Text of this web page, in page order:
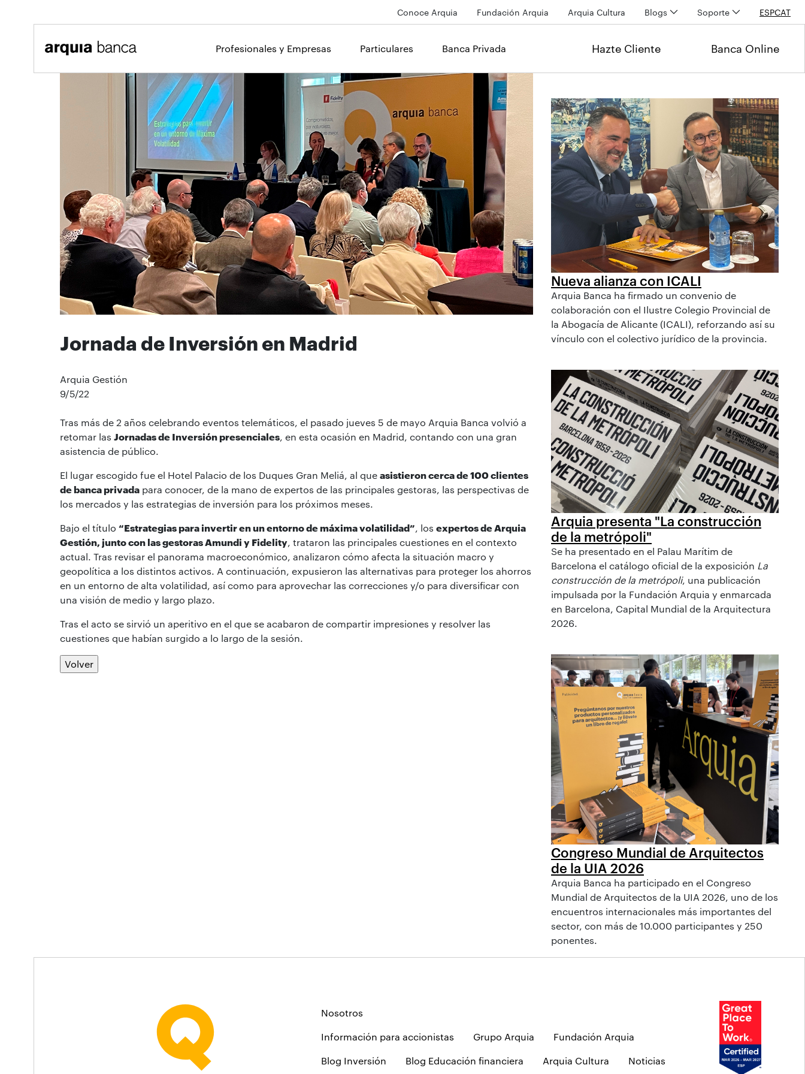
Conoce Arquia Fundación Arquia Arquia Cultura Blogs Soporte ESPCAT
Profesionales y Empresas Particulares Banca Privada Hazte Cliente Banca Online
Jornada de Inversión en Madrid
Arquia Gestión
9/5/22
Tras más de 2 años celebrando eventos telemáticos, el pasado jueves 5 de mayo Arquia Banca volvió a
retomar las Jornadas de Inversión presenciales, en esta ocasión en Madrid, contando con una gran
asistencia de público.
El lugar escogido fue el Hotel Palacio de los Duques Gran Meliá, al que asistieron cerca de 100 clientes
de banca privada para conocer, de la mano de expertos de las principales gestoras, las perspectivas de
los mercados y las estrategias de inversión para los próximos meses.
Bajo el título “Estrategias para invertir en un entorno de máxima volatilidad”, los expertos de Arquia
Gestión, junto con las gestoras Amundi y Fidelity, trataron las principales cuestiones en el contexto
actual. Tras revisar el panorama macroeconómico, analizaron cómo afecta la situación macro y
geopolítica a los distintos activos. A continuación, expusieron las alternativas para proteger los ahorros
en un entorno de alta volatilidad, así como para aprovechar las correcciones y/o para diversificar con
una visión de medio y largo plazo.
Tras el acto se sirvió un aperitivo en el que se acabaron de compartir impresiones y resolver las
cuestiones que habían surgido a lo largo de la sesión.
Volver
Nueva alianza con ICALI
Arquia Banca ha firmado un convenio de
colaboración con el Ilustre Colegio Provincial de
la Abogacía de Alicante (ICALI), reforzando así su
vínculo con el colectivo jurídico de la provincia.
Arquia presenta "La construcción
de la metrópoli"
Se ha presentado en el Palau Marítim de
Barcelona el catálogo oficial de la exposición La
construcción de la metrópoli, una publicación
impulsada por la Fundación Arquia y enmarcada
en Barcelona, Capital Mundial de la Arquitectura
2026.
Congreso Mundial de Arquitectos
de la UIA 2026
Arquia Banca ha participado en el Congreso
Mundial de Arquitectos de la UIA 2026, uno de los
encuentros internacionales más importantes del
sector, con más de 10.000 participantes y 250
ponentes.
Nosotros
Información para accionistas Grupo Arquia Fundación Arquia
Blog Inversión Blog Educación financiera Arquia Cultura Noticias